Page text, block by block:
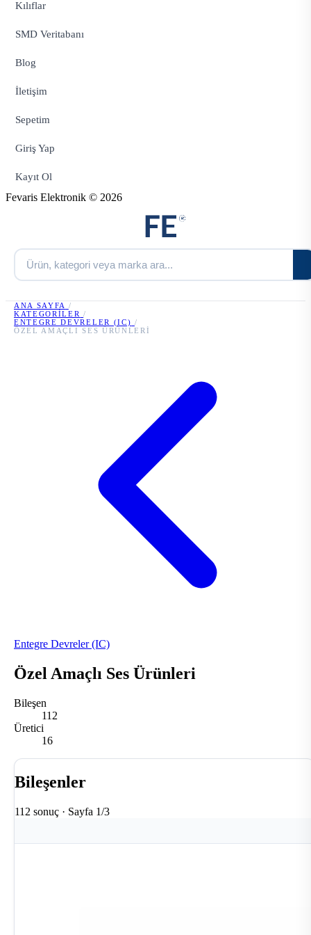
Kılıflar
SMD Veritabanı
Blog
İletişim
Sepetim
Giriş Yap
Kayıt Ol
Fevaris Elektronik © 2026
ANA SAYFA /
KATEGORILER /
ENTEGRE DEVRELER (IC) /
ÖZEL AMAÇLI SES ÜRÜNLERI
Entegre Devreler (IC)
Özel Amaçlı Ses Ürünleri
Bileşen
112
Üretici
16
Bileşenler
112 sonuç · Sayfa 1/3